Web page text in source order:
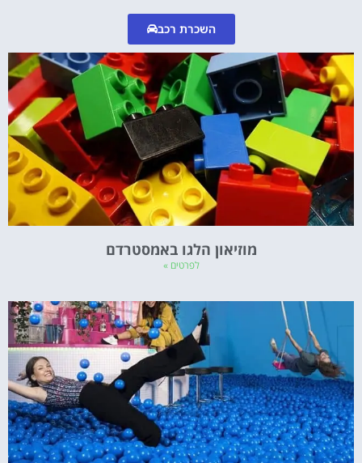
השכרת רכב
מוזיאון הלגו באמסטרדם
לפרטים »